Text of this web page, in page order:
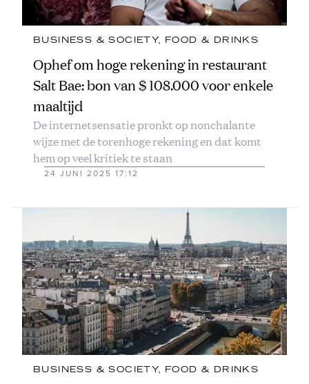
BUSINESS & SOCIETY, FOOD & DRINKS
Ophef om hoge rekening in restaurant
Salt Bae: bon van $ 108.000 voor enkele
maaltijd
De internetsensatie pronkt op nonchalante
wijze met de torenhoge rekening en dat komt
hem op veel kritiek te staan
24 JUNI 2025 17:12
BUSINESS & SOCIETY, FOOD & DRINKS